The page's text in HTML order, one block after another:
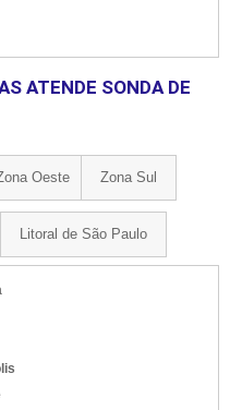
ATENDE SONDA DE
Oeste Zona Sul
Litoral de São Paulo